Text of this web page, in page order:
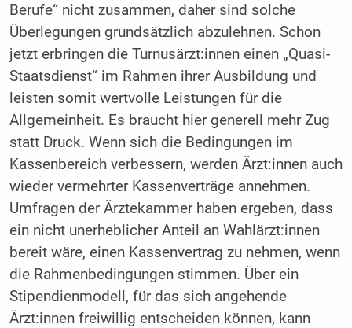
Berufe“ nicht zusammen, daher sind solche
Überlegungen grundsätzlich abzulehnen. Schon
jetzt erbringen die Turnusärzt:innen einen „Quasi-
Staatsdienst“ im Rahmen ihrer Ausbildung und
leisten somit wertvolle Leistungen für die
Allgemeinheit. Es braucht hier generell mehr Zug
statt Druck. Wenn sich die Bedingungen im
Kassenbereich verbessern, werden Ärzt:innen auch
wieder vermehrter Kassenverträge annehmen.
Umfragen der Ärztekammer haben ergeben, dass
ein nicht unerheblicher Anteil an Wahlärzt:innen
bereit wäre, einen Kassenvertrag zu nehmen, wenn
die Rahmenbedingungen stimmen. Über ein
Stipendienmodell, für das sich angehende
Ärzt:innen freiwillig entscheiden können, kann